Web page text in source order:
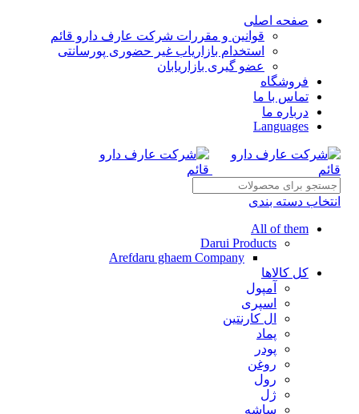
صفحه اصلی
قوانین و مقررات شرکت عارف دارو قائم
استخدام بازاریاب غیر حضوری پورسانتی
عضو گیری بازاریابان
فروشگاه
تماس با ما
درباره ما
Languages
انتخاب دسته بندی
All of them
Darui Products
Arefdaru ghaem Company
کل کالاها
آمپول
اسپری
ال کارنتین
پماد
پودر
روغن
رول
ژل
ساشه